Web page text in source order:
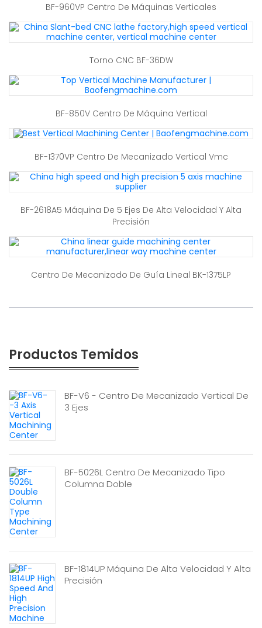
BF-960VP Centro De Máquinas Verticales
Torno CNC BF-36DW
BF-850V Centro De Máquina Vertical
BF-1370VP Centro De Mecanizado Vertical Vmc
BF-2618A5 Máquina De 5 Ejes De Alta Velocidad Y Alta
Precisión
Centro De Mecanizado De Guía Lineal BK-1375LP
Productos Temidos
BF-V6 - Centro De Mecanizado Vertical De
3 Ejes
BF-5026L Centro De Mecanizado Tipo
Columna Doble
BF-1814UP Máquina De Alta Velocidad Y Alta
Precisión